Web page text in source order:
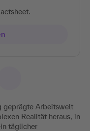
geprägte Arbeitswelt
Realität heraus, in
täglicher